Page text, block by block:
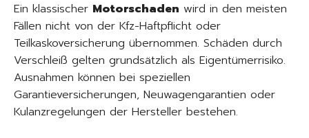
Ein klassischer Motorschaden wird in den meisten
Fällen nicht von der Kfz-Haftpflicht oder
Teilkaskoversicherung übernommen. Schäden durch
Verschleiß gelten grundsätzlich als Eigentümerrisiko.
Ausnahmen können bei speziellen
Garantieversicherungen, Neuwagengarantien oder
Kulanzregelungen der Hersteller bestehen.